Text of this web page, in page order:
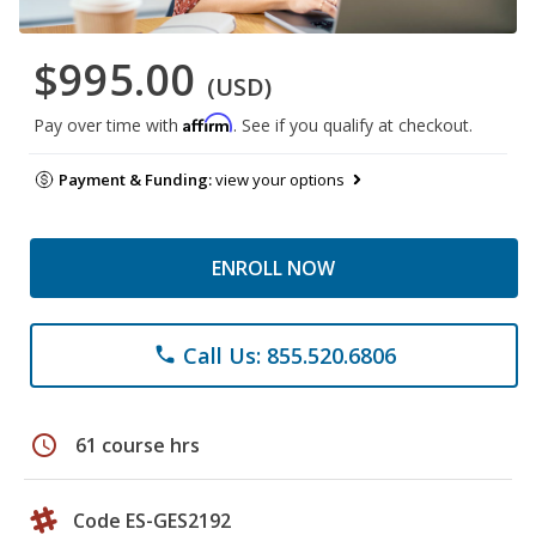
$995.00 (USD)
Pay over time with Affirm. See if you qualify at checkout.
Payment & Funding:view your options
ENROLL NOW
phone Call Us: 855.520.6806
schedule 61 course hrs
Code ES-GES2192